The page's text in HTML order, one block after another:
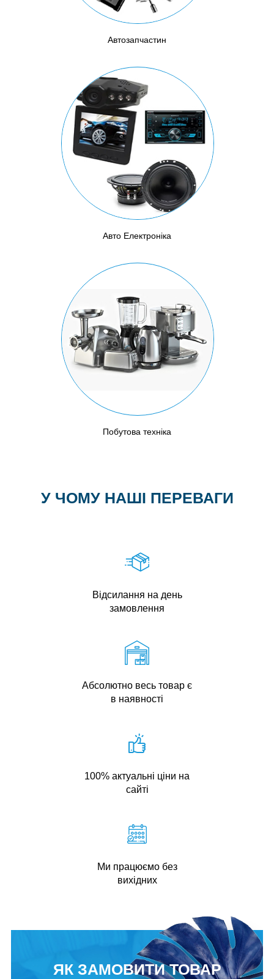
Автозапчастин
Авто Електроніка
Побутова техніка
У ЧОМУ НАШІ ПЕРЕВАГИ
Відсилання на день
замовлення
Абсолютно весь товар є
в наявності
100% актуальні ціни на
сайті
Ми працюємо без
вихідних
ЯК ЗАМОВИТИ ТОВАР